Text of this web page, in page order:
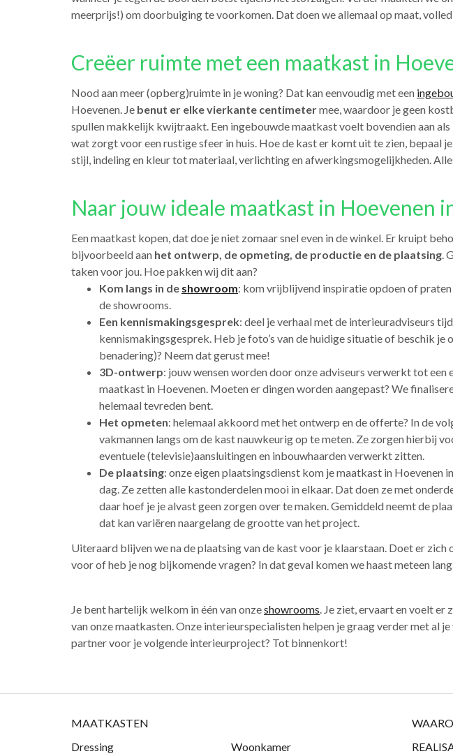
meerprijs!) om doorbuiging te voorkomen. Dat doen we allemaal op maat,
Creëer ruimte met een maatkast in
Nood aan meer (opberg)ruimte in je woning? Dat kan eenvoudig met een
Hoevenen. Je benut er elke vierkante centimetermee, waardoor je geen
spullen makkelijk kwijtraakt. Een ingebouwde maatkast voelt bovendien aan als
wat zorgt voor een rustige sfeer in huis. Hoe de kast er komt uit te zien, bepaal
stijl, indeling en kleur tot materiaal, verlichting en afwerkingsmogelijkheden.
Naar jouw ideale maatkast in Hoevenen
Een maatkast kopen, dat doe je niet zomaar snel even in de winkel. Er kruipt
bijvoorbeeld aan het ontwerp, de opmeting, de productie en de plaatsing.
taken voor jou. Hoe pakken wij dit aan?
Kom langs in de showroom: kom vrijblijvend inspiratie opdoen of praten
de showrooms.
Een kennismakingsgesprek: deel je verhaal met de interieuradviseurs
kennismakingsgesprek. Heb je foto’s van de huidige situatie of beschik je
benadering)? Neem dat gerust mee!
3D-ontwerp: jouw wensen worden door onze adviseurs verwerkt tot een
maatkast in Hoevenen. Moeten er dingen worden aangepast? We
helemaal tevreden bent.
Het opmeten: helemaal akkoord met het ontwerp en de offerte? In de
vakmannen langs om de kast nauwkeurig op te meten. Ze zorgen hierbij
eventuele (televisie)aansluitingen en inbouwhaarden verwerkt zitten.
De plaatsing: onze eigen plaatsingsdienst kom je maatkast in Hoevenen
dag. Ze zetten alle kastonderdelen mooi in elkaar. Dat doen ze met
daar hoef je je alvast geen zorgen over te maken. Gemiddeld neemt de
dat kan variëren naargelang de grootte van het project.
Uiteraard blijven we na de plaatsing van de kast voor je klaarstaan. Doet er
voor of heb je nog bijkomende vragen? In dat geval komen we haast meteen
Je bent hartelijk welkom in één van onzeshowrooms. Je ziet, ervaart en voelt er
van onze maatkasten. Onze interieurspecialisten helpen je graag verder met al
partner voor je volgende interieurproject? Tot binnenkort!
MAATKASTEN
Dressing
Woonkamer